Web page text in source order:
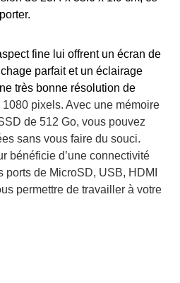
fine lui offrent un écran de
parfait et un éclairage
très bonne résolution de
1080 pixels. Avec une mémoire
de 512 Go, vous pouvez
sans vous faire du souci.
bénéficie d’une connectivité
de MicroSD, USB, HDMI
permettre de travailler à votre